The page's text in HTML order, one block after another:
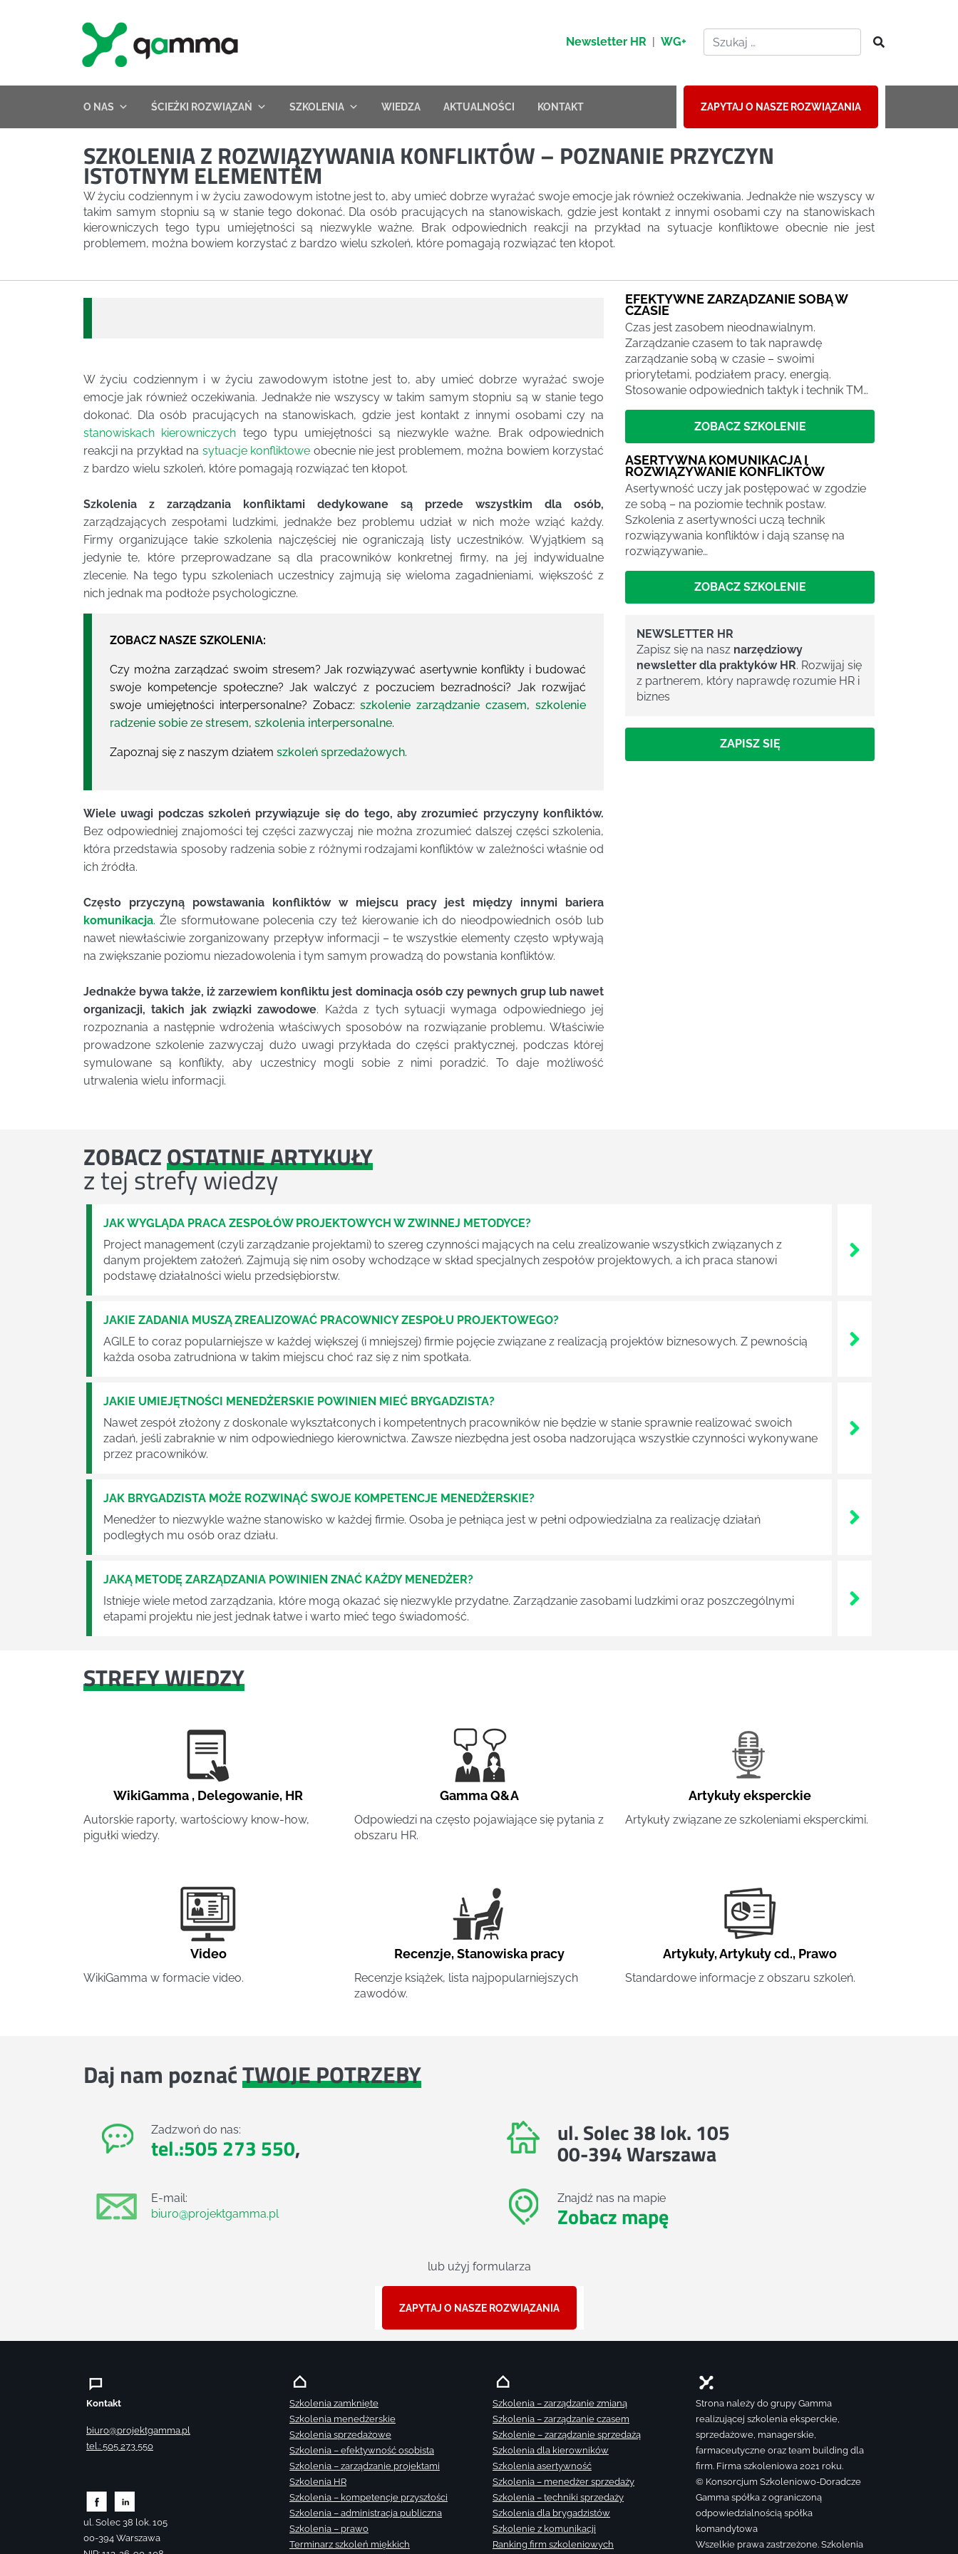
Newsletter HR | WG+
O NAS ŚCIEŻKI ROZWIĄZAŃ SZKOLENIA WIEDZA AKTUALNOŚCI KONTAKT ZAPYTAJ O NASZE ROZWIĄZANIA
SZKOLENIA Z ROZWIĄZYWANIA KONFLIKTÓW – POZNANIE PRZYCZYN
ISTOTNYM ELEMENTEM
W życiu codziennym i w życiu zawodowym istotne jest to, aby umieć dobrze wyrażać swoje emocje jak również oczekiwania. Jednakże nie wszyscy w
takim samym stopniu są w stanie tego dokonać. Dla osób pracujących na stanowiskach, gdzie jest kontakt z innymi osobami czy na stanowiskach
kierowniczych tego typu umiejętności są niezwykle ważne. Brak odpowiednich reakcji na przykład na sytuacje konfliktowe obecnie nie jest
problemem, można bowiem korzystać z bardzo wielu szkoleń, które pomagają rozwiązać ten kłopot.
W życiu codziennym i w życiu zawodowym istotne jest to, aby umieć dobrze wyrażać swoje
emocje jak również oczekiwania. Jednakże nie wszyscy w takim samym stopniu są w stanie tego
dokonać. Dla osób pracujących na stanowiskach, gdzie jest kontakt z innymi osobami czy na
stanowiskach kierowniczych tego typu umiejętności są niezwykle ważne. Brak odpowiednich
reakcji na przykład na sytuacje konfliktowe obecnie nie jest problemem, można bowiem korzystać
z bardzo wielu szkoleń, które pomagają rozwiązać ten kłopot.
Szkolenia z zarządzania konfliktami dedykowane są przede wszystkim dla osób,
zarządzających zespołami ludzkimi, jednakże bez problemu udział w nich może wziąć każdy.
Firmy organizujące takie szkolenia najczęściej nie ograniczają listy uczestników. Wyjątkiem są
jedynie te, które przeprowadzane są dla pracowników konkretnej firmy, na jej indywidualne
zlecenie. Na tego typu szkoleniach uczestnicy zajmują się wieloma zagadnieniami, większość z
nich jednak ma podłoże psychologiczne.
ZOBACZ NASZE SZKOLENIA:
Czy można zarządzać swoim stresem? Jak rozwiązywać asertywnie konflikty i budować
swoje kompetencje społeczne? Jak walczyć z poczuciem bezradności? Jak rozwijać
swoje umiejętności interpersonalne? Zobacz:szkolenie zarządzanie czasem,szkolenie
radzenie sobie ze stresem, szkolenia interpersonalne.
Zapoznaj się z naszym działem szkoleń sprzedażowych.
Wiele uwagi podczas szkoleń przywiązuje się do tego, aby zrozumieć przyczyny konfliktów.
Bez odpowiedniej znajomości tej części zazwyczaj nie można zrozumieć dalszej części szkolenia,
która przedstawia sposoby radzenia sobie z różnymi rodzajami konfliktów w zależności właśnie od
ich źródła.
Często przyczyną powstawania konfliktów w miejscu pracy jest między innymi bariera
komunikacja. Źle sformułowane polecenia czy też kierowanie ich do nieodpowiednich osób lub
nawet niewłaściwie zorganizowany przepływ informacji – te wszystkie elementy często wpływają
na zwiększanie poziomu niezadowolenia i tym samym prowadzą do powstania konfliktów.
Jednakże bywa także, iż zarzewiem konfliktu jest dominacja osób czy pewnych grup lub nawet
organizacji, takich jak związki zawodowe. Każda z tych sytuacji wymaga odpowiedniego jej
rozpoznania a następnie wdrożenia właściwych sposobów na rozwiązanie problemu. Właściwie
prowadzone szkolenie zazwyczaj dużo uwagi przykłada do części praktycznej, podczas której
symulowane są konflikty, aby uczestnicy mogli sobie z nimi poradzić. To daje możliwość
utrwalenia wielu informacji.
EFEKTYWNE ZARZĄDZANIE SOBĄ W
CZASIE
Czas jest zasobem nieodnawialnym.
Zarządzanie czasem to tak naprawdę
zarządzanie sobą w czasie – swoimi
priorytetami, podziałem pracy, energią.
Stosowanie odpowiednich taktyk i technik TM…
ZOBACZ SZKOLENIE
ASERTYWNA KOMUNIKACJA I
ROZWIĄZYWANIE KONFLIKTÓW
Asertywność uczy jak postępować w zgodzie
ze sobą – na poziomie technik postaw.
Szkolenia z asertywności uczą technik
rozwiązywania konfliktów i dają szansę na
rozwiązywanie…
ZOBACZ SZKOLENIE
NEWSLETTER HR
Zapisz się na nasz narzędziowy
newsletter dla praktyków HR. Rozwijaj się
z partnerem, który naprawdę rozumie HR i
biznes
ZAPISZ SIĘ
ZOBACZOSTATNIE ARTYKUŁY
z tej strefy wiedzy
JAK WYGLĄDA PRACA ZESPOŁÓW PROJEKTOWYCH W ZWINNEJ METODYCE?
Project management (czyli zarządzanie projektami) to szereg czynności mających na celu zrealizowanie wszystkich związanych z
danym projektem założeń. Zajmują się nim osoby wchodzące w skład specjalnych zespołów projektowych, a ich praca stanowi
podstawę działalności wielu przedsiębiorstw.
JAKIE ZADANIA MUSZĄ ZREALIZOWAĆ PRACOWNICY ZESPOŁU PROJEKTOWEGO?
AGILE to coraz popularniejsze w każdej większej (i mniejszej) firmie pojęcie związane z realizacją projektów biznesowych. Z pewnością
każda osoba zatrudniona w takim miejscu choć raz się z nim spotkała.
JAKIE UMIEJĘTNOŚCI MENEDŻERSKIE POWINIEN MIEĆ BRYGADZISTA?
Nawet zespół złożony z doskonale wykształconych i kompetentnych pracowników nie będzie w stanie sprawnie realizować swoich
zadań, jeśli zabraknie w nim odpowiedniego kierownictwa. Zawsze niezbędna jest osoba nadzorująca wszystkie czynności wykonywane
przez pracowników.
JAK BRYGADZISTA MOŻE ROZWINĄĆ SWOJE KOMPETENCJE MENEDŻERSKIE?
Menedżer to niezwykle ważne stanowisko w każdej firmie. Osoba je pełniąca jest w pełni odpowiedzialna za realizację działań
podległych mu osób oraz działu.
JAKĄ METODĘ ZARZĄDZANIA POWINIEN ZNAĆ KAŻDY MENEDŻER?
Istnieje wiele metod zarządzania, które mogą okazać się niezwykle przydatne. Zarządzanie zasobami ludzkimi oraz poszczególnymi
etapami projektu nie jest jednak łatwe i warto mieć tego świadomość.
STREFY WIEDZY
WikiGamma , Delegowanie, HR
Autorskie raporty, wartościowy know-how,
pigułki wiedzy.
Gamma Q&A
Odpowiedzi na często pojawiające się pytania z
obszaru HR.
Artykuły eksperckie
Artykuły związane ze szkoleniami eksperckimi.
Video
WikiGamma w formacie video.
Recenzje,Stanowiska pracy
Recenzje książek, lista najpopularniejszych
zawodów.
Artykuły,Artykuły cd., Prawo
Standardowe informacje z obszaru szkoleń.
Daj nam poznaćTWOJE POTRZEBY
Zadzwoń do nas:
tel.:505 273 550,
E-mail:
biuro@projektgamma.pl
ul. Solec 38 lok. 105
00-394 Warszawa
Znajdź nas na mapie
Zobacz mapę
lub użyj formularza
ZAPYTAJ O NASZE ROZWIĄZANIA
Kontakt
biuro@projektgamma.pl
tel.: 505 273 550
ul. Solec 38 lok. 105
00-394 Warszawa
Szkolenia zamknięte
Szkolenia menedżerskie
Szkolenia sprzedażowe
Szkolenia – efektywność osobista
Szkolenia – zarządzanie projektami
Szkolenia HR
Szkolenia – kompetencje przyszłości
Szkolenia – administracja publiczna
Szkolenia – prawo
Terminarz szkoleń miękkich
Szkolenia – zarządzanie zmianą
Szkolenia – zarządzanie czasem
Szkolenie – zarządzanie sprzedażą
Szkolenia dla kierowników
Szkolenia asertywność
Szkolenia – menedżer sprzedaży
Szkolenia – techniki sprzedaży
Szkolenia dla brygadzistów
Szkolenie z komunikacji
Ranking firm szkoleniowych
Strona należy do grupy Gamma
realizującej szkolenia eksperckie,
sprzedażowe, managerskie,
farmaceutyczne oraz team building dla
firm. Firma szkoleniowa 2021 roku.
© Konsorcjum Szkoleniowo-Doradcze
Gamma spółka z ograniczoną
odpowiedzialnością spółka
komandytowa
Wszelkie prawa zastrzeżone. Szkolenia